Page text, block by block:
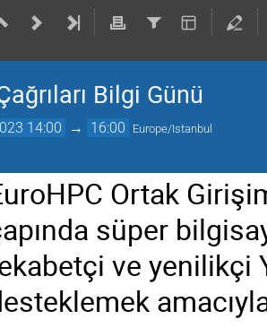
Bilgi Günü
14:00 → 16:00 Europe/Istanbul
Ortak
süper
ve yenilikçi